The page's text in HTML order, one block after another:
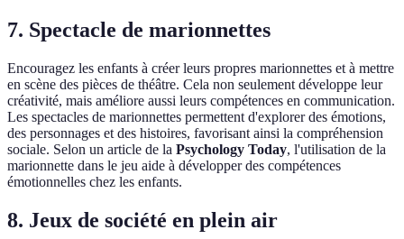
7. Spectacle de marionnettes
Encouragez les enfants à créer leurs propres marionnettes et à mettre
en scène des pièces de théâtre. Cela non seulement développe leur
créativité, mais améliore aussi leurs compétences en communication.
Les spectacles de marionnettes permettent d'explorer des émotions,
des personnages et des histoires, favorisant ainsi la compréhension
sociale. Selon un article de la Psychology Today, l'utilisation de la
marionnette dans le jeu aide à développer des compétences
émotionnelles chez les enfants.
8. Jeux de société en plein air